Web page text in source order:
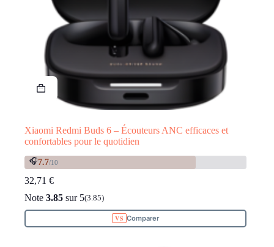
Xiaomi Redmi Buds 6 – Écouteurs ANC efficaces et
confortables pour le quotidien
🎧7.7/10
32,71 €
Note 3.85 sur 5(3.85)
Comparer